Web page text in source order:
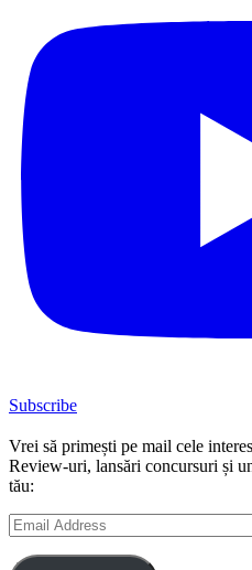
Subscribe
Vrei să primești pe mail cele
Review-uri, lansări concursuri și
tău:
Email
Address